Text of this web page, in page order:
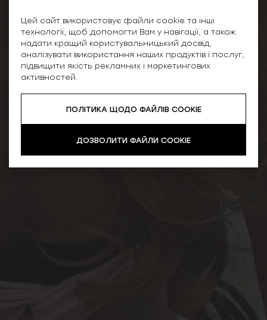
Цей сайт використовує файли cookie та інші
технології, щоб допомогти Вам у навігації, а також
надати кращий користувальницький досвід,
аналізувати використання наших продуктів і послуг,
підвищити якість рекламних і маркетингових
активностей.
ПОЛІТИКА ЩОДО ФАЙЛІВ COOKIE
ДОЗВОЛИТИ ФАЙЛИ COOKIE